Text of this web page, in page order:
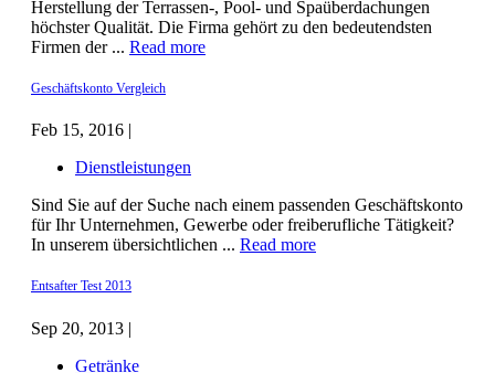
Herstellung der Terrassen-, Pool- und Spaüberdachungen
höchster Qualität. Die Firma gehört zu den bedeutendsten
Firmen der ... Read more
Geschäftskonto Vergleich
Feb 15, 2016 |
Dienstleistungen
Sind Sie auf der Suche nach einem passenden Geschäftskonto
für Ihr Unternehmen, Gewerbe oder freiberufliche Tätigkeit?
In unserem übersichtlichen ... Read more
Entsafter Test 2013
Sep 20, 2013 |
Getränke